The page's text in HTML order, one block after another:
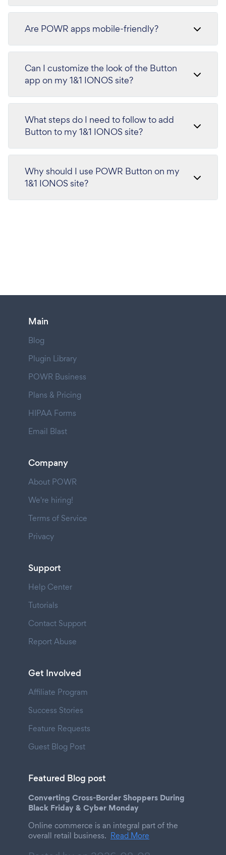
Are POWR apps mobile-friendly?
Can I customize the look of the Button
app on my 1&1 IONOS site?
What steps do I need to follow to add
Button to my 1&1 IONOS site?
Why should I use POWR Button on my
1&1 IONOS site?
Main
Blog
Plugin Library
POWR Business
Plans & Pricing
HIPAA Forms
Email Blast
Company
About POWR
We're hiring!
Terms of Service
Privacy
Support
Help Center
Tutorials
Contact Support
Report Abuse
Get Involved
Affiliate Program
Success Stories
Feature Requests
Guest Blog Post
Featured Blog post
Converting Cross-Border Shoppers During
Black Friday & Cyber Monday
Online commerce is an integral part of the
overall retail business. Read More